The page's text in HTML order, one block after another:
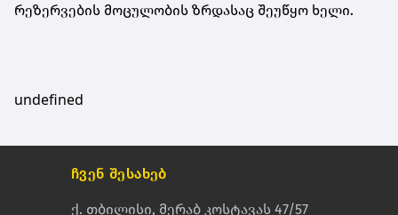
რეზერვების მოცულობის ზრდასაც შეუწყო ხელი.
undefined
ჩვენ შესახებ
ქ. თბილისი, მერაბ კოსტავას 47/57